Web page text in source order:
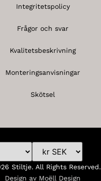
Integritetspolicy
Frågor och svar
Kvalitetsbeskrivning
Monteringsanvisningar
Skötsel
Stiltje. All Rights Reserved.
Design av Moëll Design